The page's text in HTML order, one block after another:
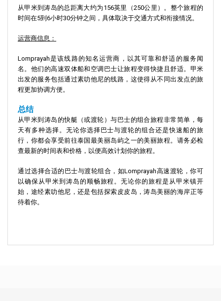
从甲米到涛岛的总距离大约为156英里（250公里）。整个旅程的
时间在5到6小时30分钟之间，具体取决于交通方式和衔接情况。
运营商信息：
Lomprayah是该线路的知名运营商，以其可靠和舒适的服务闻
名。他们的高速双体船和空调巴士让旅程变得快捷且舒适。甲米
出发的服务包括通过素叻他尼的线路，这使得从不同出发点的旅
程更加协调方便。
总结
从甲米到涛岛的快艇（或渡轮）与巴士的组合旅程非常简单，每
天有多种选择。无论你选择巴士与渡轮的组合还是快速船的旅
行，你都会享受前往泰国最美丽岛屿之一的美丽旅程。请务必检
查最新的时间表和价格，以便高效计划你的旅程。
通过选择合适的巴士与渡轮组合，如Lomprayah高速渡轮，你可
以确保从甲米到涛岛的顺畅旅程。无论你的旅程是从甲米镇开
始，途经素叻他尼，还是包括探索皮皮岛，涛岛美丽的海岸正等
待着你。